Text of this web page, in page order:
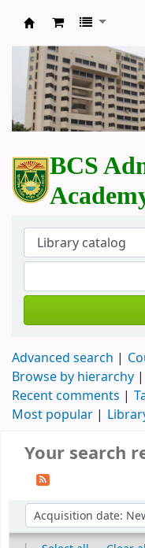
BCS
BCS
Advanced search
Browse by hierarchy
Recent comments
Most popular
Your search